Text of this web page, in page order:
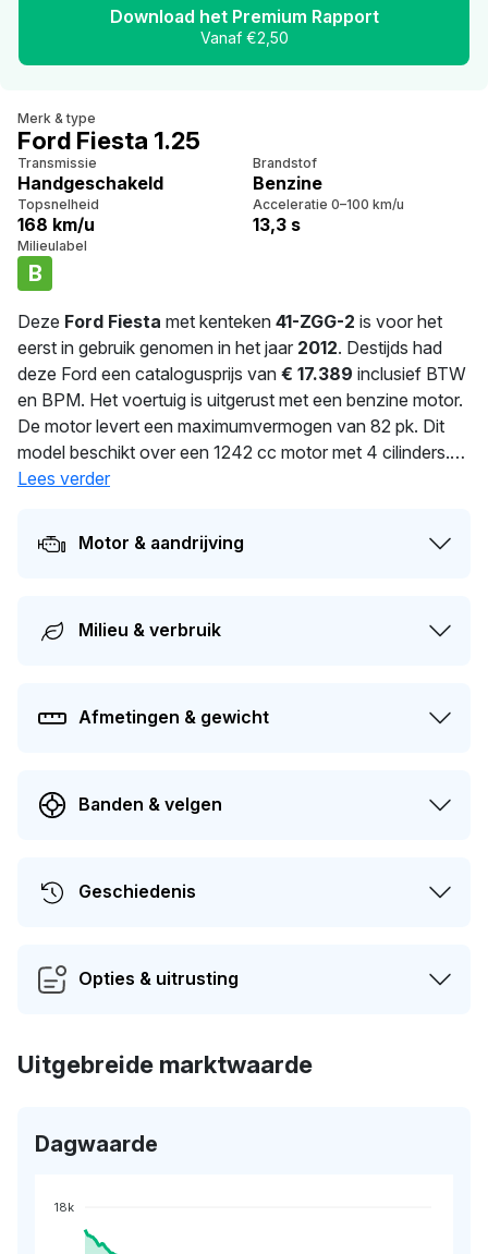
Download het Premium Rapport
Vanaf €2,50
Merk & type
Ford Fiesta 1.25
Transmissie
Handgeschakeld
Brandstof
Benzine
Topsnelheid
168 km/u
Acceleratie 0–100 km/u
13,3 s
Milieulabel
B
Deze Ford Fiesta met kenteken 41-ZGG-2 is voor het
eerst in gebruik genomen in het jaar 2012. Destijds had
deze Ford een catalogusprijs van € 17.389 inclusief BTW
en BPM. Het voertuig is uitgerust met een benzine motor.
De motor levert een maximumvermogen van 82 pk. Dit
model beschikt over een 1242 cc motor met 4 cilinders.
Het gemiddeld verbruik bedraagt 5.4 liter per 100 km. Met
dagen wordt deze auto bereden door de huidige
eigenaar. De APK is geldig tot 05-06-2027. De auto heeft
ongeveer€ 5.800.
Lees verder
Motor & aandrijving
Milieu & verbruik
Afmetingen & gewicht
Banden & velgen
Geschiedenis
Opties & uitrusting
Uitgebreide marktwaarde
Dagwaarde
18k